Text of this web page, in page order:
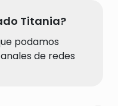
Titania?
podamos
de redes